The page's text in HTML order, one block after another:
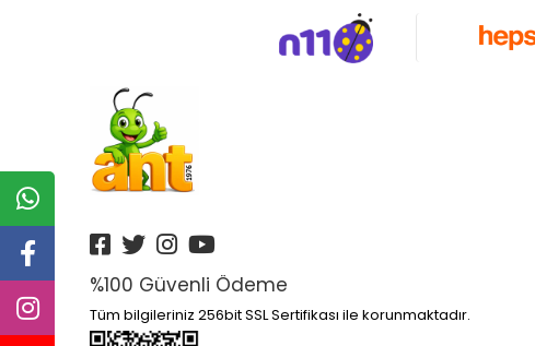
Altın Nokta Yayınları
Altınyıldız
Anatolia Kitap Yayınları
Ankara Yayınları
Anonim Yayınları
Ant
%100 Güvenli Ödeme
Tüm bilgileriniz 256bit SSL Sertifikası ile korunmaktadır.